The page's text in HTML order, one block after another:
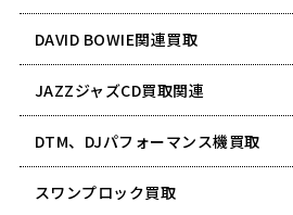
DAVID BOWIE関連買取
JAZZジャズCD買取関連
DTM、DJパフォーマンス機買取
スワンプロック買取